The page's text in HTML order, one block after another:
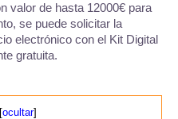
valor de hasta 12000€ para
se puede solicitar la
electrónico con el Kit Digital
gratuita.
[ocultar]